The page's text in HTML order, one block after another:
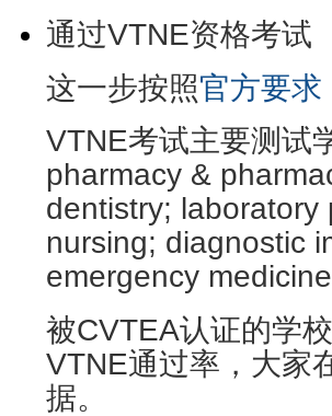
通过VTNE资格考试
这一步按照官方要求
VTNE考试主要测试
pharmacy &
dentistry;
nursing; diagnostic
emergency
被CVTEA认证的学
VTNE通过率，大家
据。